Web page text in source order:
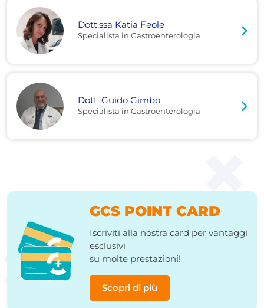
Dott.ssa Katia Feole
Specialista in Gastroenterologia
Dott. Guido Gimbo
Specialista in Gastroenterologia
GCS POINT CARD
Iscriviti alla nostra card per vantaggi
esclusivi
su molte prestazioni!
Scopri di più